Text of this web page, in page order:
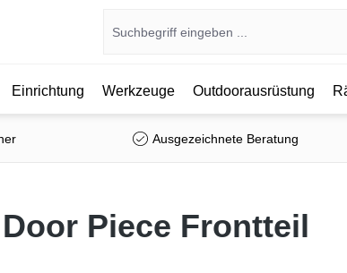
Einrichtung Werkzeuge Outdoorausrüstung
Ausgezeichnete Beratung
Piece Frontteil